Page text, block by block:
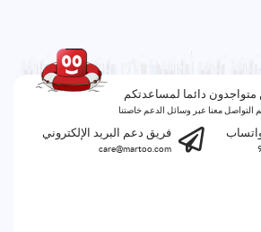
متواجدون دائما لمساعدتكم
التواصل معنا عبر وسائل الدعم خاصتنا
فريق دعم البريد الإلكتروني
care@martoo.com